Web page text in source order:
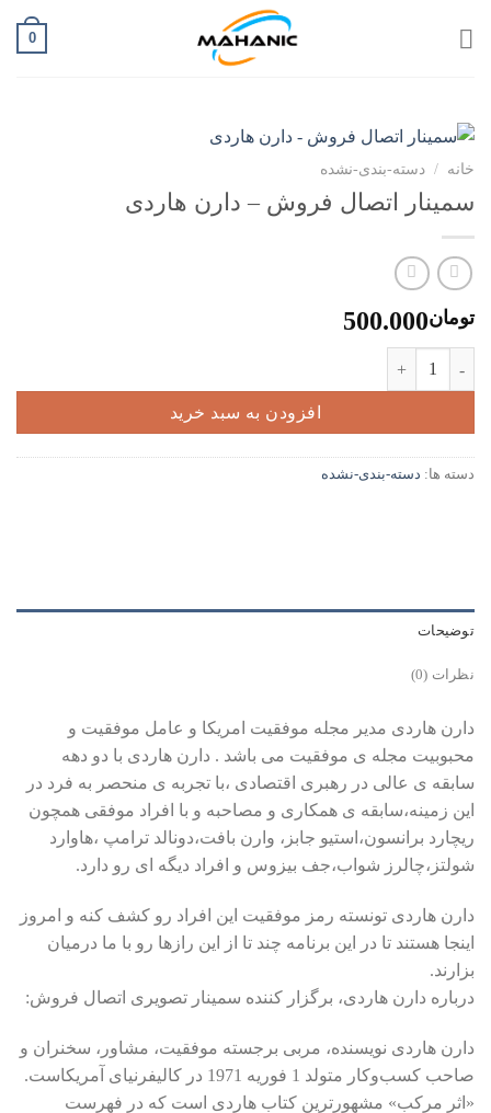
0
خانه / دسته-بندی-نشده
سمینار اتصال فروش – دارن هاردی
تومان500.000
سمینار اتصال فروش - دارن هاردی عدد
افزودن به سبد خرید
دسته ها: دسته-بندی-نشده
توضیحات
نظرات (0)
دارن هاردی مدیر مجله موفقیت امریکا و عامل موفقیت و
محبوبیت مجله ی موفقیت می باشد . دارن هاردی با دو دهه
سابقه ی عالی در رهبری اقتصادی ،با تجربه ی منحصر به فرد در
این زمینه،سابقه ی همکاری و مصاحبه و با افراد موفقی همچون
ریچارد برانسون،استیو جابز، وارن بافت،دونالد ترامپ ،هاوارد
شولتز،چالرز شواب،جف بیزوس و افراد دیگه ای رو دارد.
دارن هاردی تونسته رمز موفقیت این افراد رو کشف کنه و امروز
اینجا هستند تا در این برنامه چند تا از این رازها رو با ما درمیان
بزارند.
درباره دارن هاردی، برگزار کننده سمینار تصویری اتصال فروش:
دارن هاردی نویسنده، مربی برجسته موفقیت، مشاور، سخنران و
صاحب کسب‌وکار متولد 1 فوریه 1971 در کالیفرنیای آمریکاست.
«اثر مرکب» مشهورترین کتاب هاردی است که در فهرست